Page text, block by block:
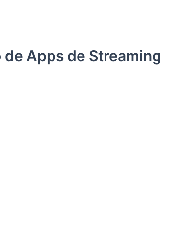
Apps de Streaming